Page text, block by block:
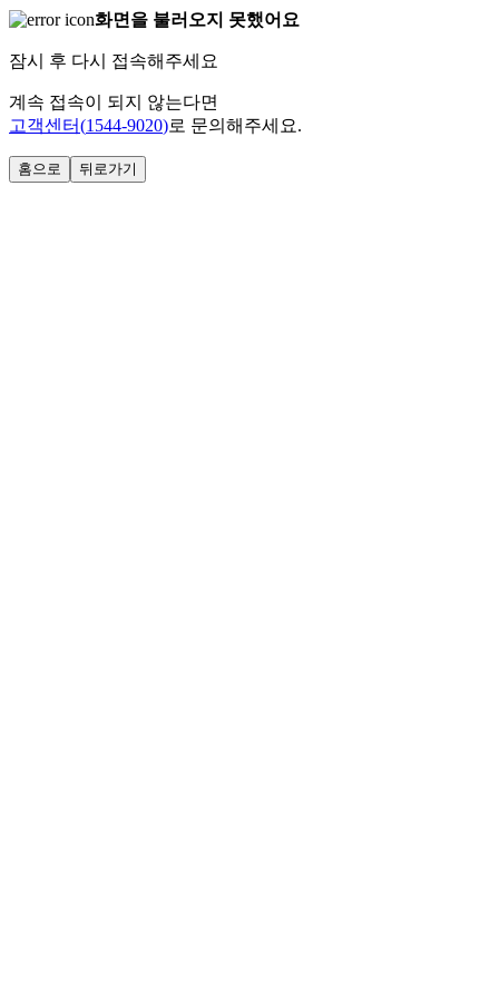
화면을 불러오지 못했어요
잠시 후 다시 접속해주세요
계속 접속이 되지 않는다면
고객센터(1544-9020)로 문의해주세요.
홈으로 뒤로가기